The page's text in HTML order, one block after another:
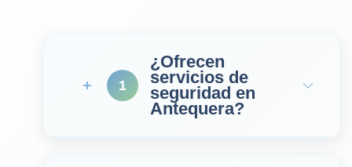
1
¿Ofrecen
servicios de
seguridad en
Antequera?